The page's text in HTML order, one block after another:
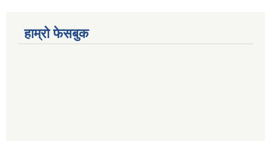
हाम्रो फेसबुक